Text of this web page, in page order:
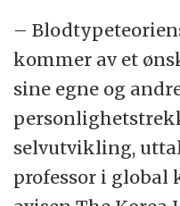
Kilde: Marie
–
kommer av et
sine egne og
selvutvikling,
professor i